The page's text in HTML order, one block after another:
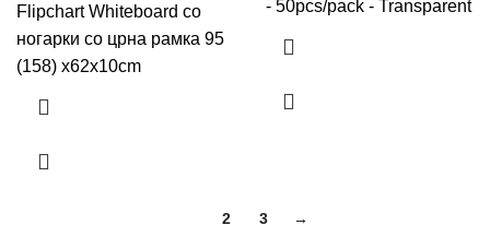
Flipchart Whiteboard со
ногарки со црна рамка 95
(158) x62x10cm
- 50pcs/pack - Transparent
2 3 →